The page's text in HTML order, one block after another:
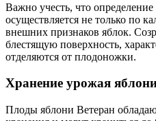
Важно учесть, что
осуществляется не только по
внешних признаков яблок.
блестящую поверхность,
отделяются от плодоножки.
Хранение урожая
Плоды яблони Ветеран